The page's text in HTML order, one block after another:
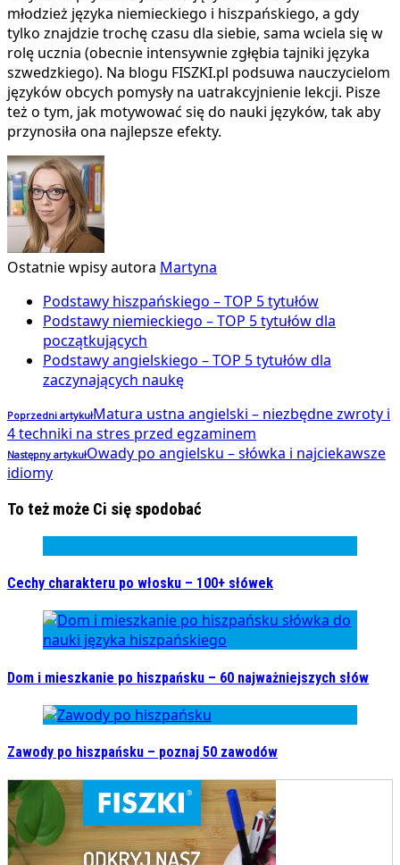
młodzież języka niemieckiego i hiszpańskiego, a gdy
tylko znajdzie trochę czasu dla siebie, sama wciela się w
rolę ucznia (obecnie intensywnie zgłębia tajniki języka
szwedzkiego). Na blogu FISZKI.pl podsuwa nauczycielom
języków obcych pomysły na uatrakcyjnienie lekcji. Pisze
też o tym, jak motywować się do nauki języków, tak aby
przynosiła ona najlepsze efekty.
Ostatnie wpisy autora Martyna
Podstawy hiszpańskiego – TOP 5 tytułów
Podstawy niemieckiego – TOP 5 tytułów dla
początkujących
Podstawy angielskiego – TOP 5 tytułów dla
zaczynających naukę
Poprzedni artykułMatura ustna angielski – niezbędne zwroty i
4 techniki na stres przed egzaminem
Następny artykułOwady po angielsku – słówka i najciekawsze
idiomy
To też może Ci się spodobać
Cechy charakteru po włosku – 100+ słówek
Dom i mieszkanie po hiszpańsku – 60 najważniejszych słów
Zawody po hiszpańsku – poznaj 50 zawodów